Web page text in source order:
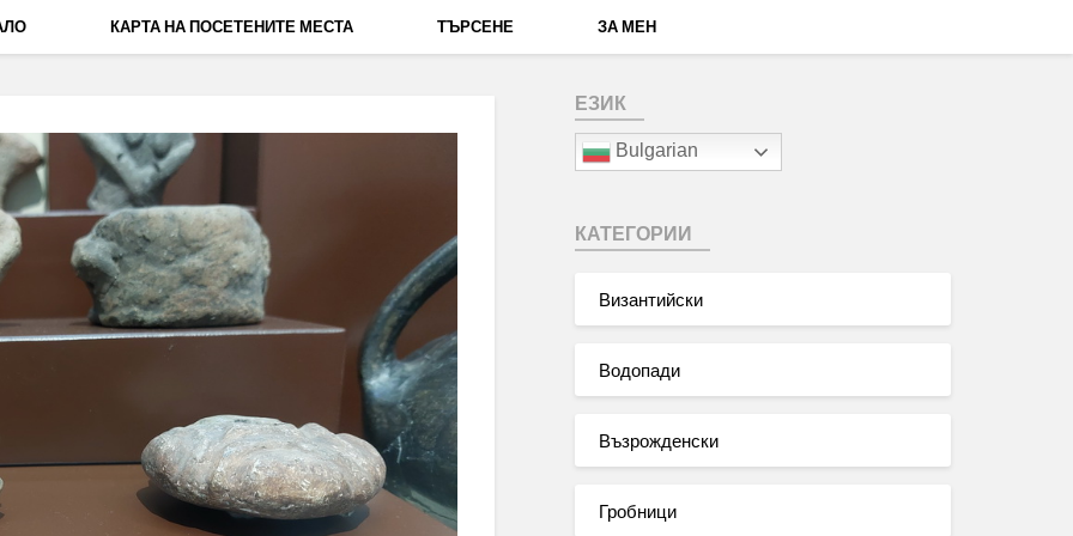
КАРТА НА ПОСЕТЕНИТЕ МЕСТА ТЪРСЕНЕ ЗА МЕН
ЕЗИК
Bulgarian
КАТЕГОРИИ
Византийски
Водопади
Възрожденски
Гробници